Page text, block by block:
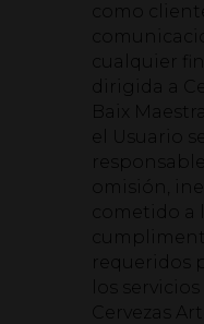
como
cualquier
dirigida a
Baix
el Usuario
omisión,
cometido a
requeridos
los
Cervezas